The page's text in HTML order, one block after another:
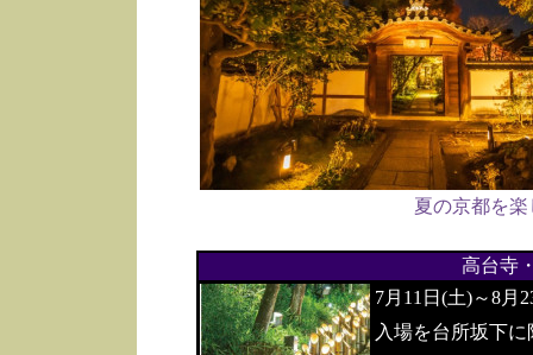
夏の京都を
高台寺
7月11日(土)～8月
入場を台所坂下